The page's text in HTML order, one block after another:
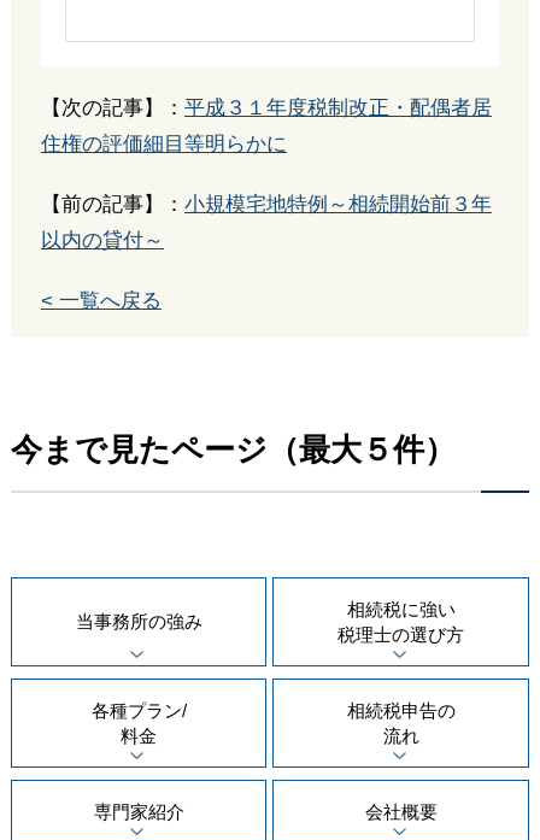
【次の記事】： 平成３１年度税制改正・配偶者居
住権の評価細目等明らかに
【前の記事】： 小規模宅地特例～相続開始前３年
以内の貸付～
< 一覧へ戻る
今まで見たページ（最大５件）
当事務所の強み
相続税に強い
税理士の選び方
各種プラン/
料金
相続税申告の
流れ
専門家紹介 会社概要